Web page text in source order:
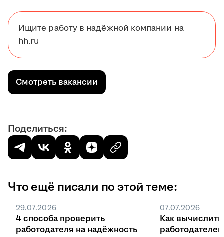
Ищите работу в надёжной компании на
hh.ru
Смотреть вакансии
Поделиться:
Что ещё писали по этой теме:
29.07.2026
4 способа проверить
работодателя на надёжность
07.07.2026
Как вычислить